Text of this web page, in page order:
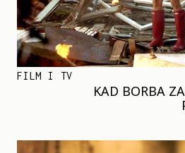
FILM I TV
KAD BORBA